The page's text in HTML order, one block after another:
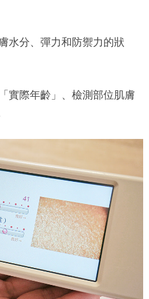
水分、彈力和防禦力的狀
實際年齡」、檢測部位肌膚